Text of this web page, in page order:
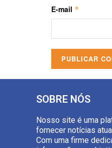
E-mail *
SOBRE NÓS
Nosso site é uma
fornecer notícias
Com uma firme